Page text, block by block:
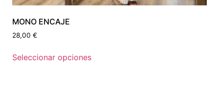
MONO ENCAJE
28,00 €
Seleccionar opciones